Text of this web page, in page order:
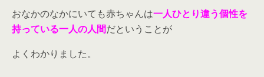
おなかのなかにいても赤ちゃんは一人ひとり違う個性を
持っている一人の人間だということが
よくわかりました。